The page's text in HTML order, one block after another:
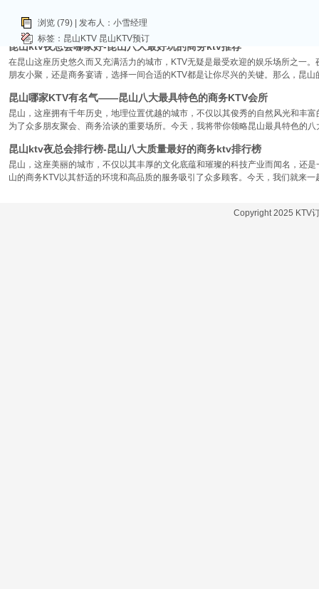
KTV排名，带你领略一下这其中的魅力！
昆山ktv夜总会哪家好-昆山八大最好玩的商务ktv推荐
在昆山这座历史悠久而又充满活力的城市，KTV无疑是最受欢迎的娱乐场所之一
朋友小聚，还是商务宴请，选择一间合适的KTV都是让你尽兴的关键。那么，昆
昆山哪家KTV有名气——昆山八大最具特色的商务KTV会所
昆山，这座拥有千年历史，地理位置优越的城市，不仅以其俊秀的自然风光和丰
为了众多朋友聚会、商务洽谈的重要场所。今天，我将带你领略昆山最具特色的
昆山ktv夜总会排行榜-昆山八大质量最好的商务ktv排行榜
昆山，这座美丽的城市，不仅以其丰厚的文化底蕴和璀璨的科技产业而闻名，还
山的商务KTV以其舒适的环境和高品质的服务吸引了众多顾客。今天，我们就来
浏览 (79) | 发布人：小雪经理
标签： 昆山KTV 昆山KTV预订
Copyright 2025 KTV